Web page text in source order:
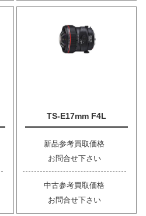
TS-E17mm F4L
新品参考買取価格
お問合せ下さい
中古参考買取価格
お問合せ下さい